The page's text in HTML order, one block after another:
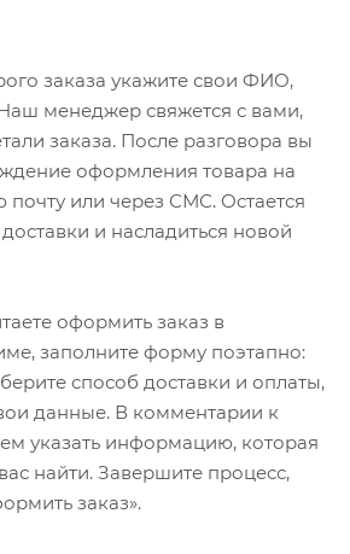
заказа укажите свои ФИО,
менеджер свяжется с вами,
заказа. После разговора вы
оформления товара на
или через СМС. Остается
и насладиться новой
оформить заказ в
заполните форму поэтапно:
способ доставки и оплаты,
данные. В комментарии к
указать информацию, которая
найти. Завершите процесс,
заказ».